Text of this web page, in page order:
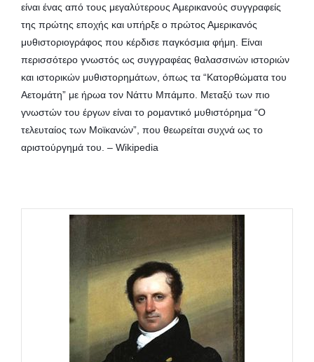
είναι ένας από τους μεγαλύτερους Αμερικανούς συγγραφείς
της πρώτης εποχής και υπήρξε ο πρώτος Αμερικανός
μυθιστοριογράφος που κέρδισε παγκόσμια φήμη. Είναι
περισσότερο γνωστός ως συγγραφέας θαλασσινών ιστοριών
και ιστορικών μυθιστορημάτων, όπως τα “Κατορθώματα του
Αετομάτη” με ήρωα τον Νάττυ Μπάμπο. Μεταξύ των πιο
γνωστών του έργων είναι το ρομαντικό μυθιστόρημα “Ο
τελευταίος των Μοϊκανών”, που θεωρείται συχνά ως το
αριστούργημά του. – Wikipedia